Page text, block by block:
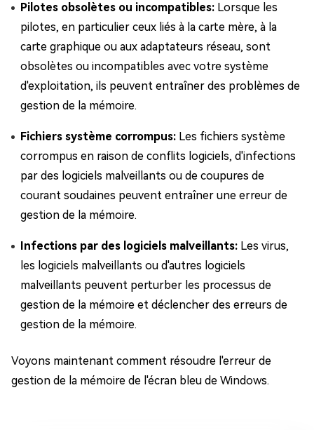
Pilotes obsolètes ou incompatibles: Lorsque les
pilotes, en particulier ceux liés à la carte mère, à la
carte graphique ou aux adaptateurs réseau, sont
obsolètes ou incompatibles avec votre système
d'exploitation, ils peuvent entraîner des problèmes de
gestion de la mémoire.
Fichiers système corrompus: Les fichiers système
corrompus en raison de conflits logiciels, d'infections
par des logiciels malveillants ou de coupures de
courant soudaines peuvent entraîner une erreur de
gestion de la mémoire.
Infections par des logiciels malveillants: Les virus,
les logiciels malveillants ou d'autres logiciels
malveillants peuvent perturber les processus de
gestion de la mémoire et déclencher des erreurs de
gestion de la mémoire.
Voyons maintenant comment résoudre l'erreur de
gestion de la mémoire de l'écran bleu de Windows.